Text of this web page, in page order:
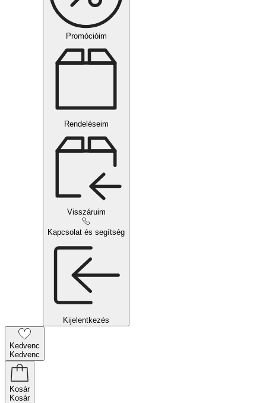
Promócióim
Rendeléseim
Visszáruim
Kapcsolat és segítség
Kijelentkezés
Kedvenc
Kedvenc
Kosár
Kosár